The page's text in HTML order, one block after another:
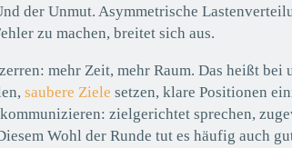
der Unmut. Asymmetrische
zu machen, breitet sich aus.
mehr Zeit, mehr Raum. Das heißt bei
saubere Ziele setzen, klare Positionen
zielgerichtet sprechen,
Wohl der Runde tut es häufig auch